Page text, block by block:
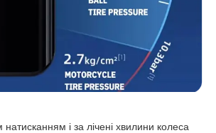
і за лічені хвилини колеса